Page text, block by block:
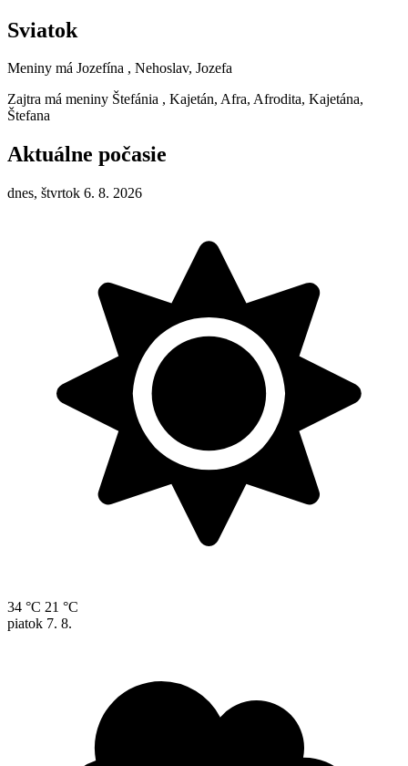
Sviatok
Meniny má Jozefína , Nehoslav, Jozefa
Zajtra má meniny Štefánia , Kajetán, Afra, Afrodita, Kajetána,
Štefana
Aktuálne počasie
dnes, štvrtok 6. 8. 2026
34 °C 21 °C
piatok 7. 8.